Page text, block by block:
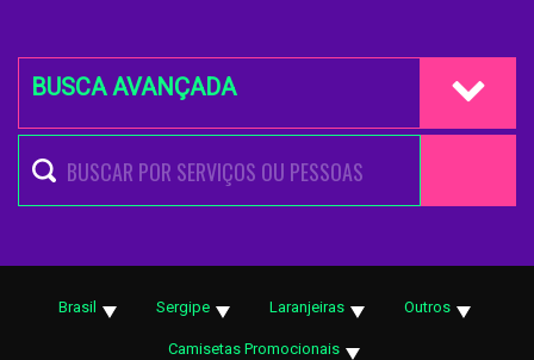
BUSCA AVANÇADA
Brasil Sergipe Laranjeiras Outros
Camisetas Promocionais